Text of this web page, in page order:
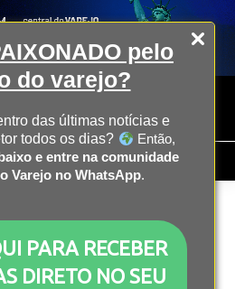
pelo
do varejo?
das últimas notícias e
todos os dias?
Então,
e entre na comunidade
Varejo no WhatsApp.
PARA RECEBER
DIRETO NO SEU
"guia dos melhores"
anos atrás
fator importante no momento da